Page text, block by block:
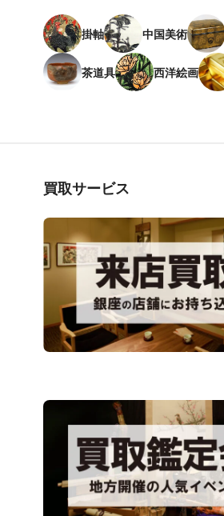
掛軸 中国美術
茶道具 西洋絵画
買取サービス